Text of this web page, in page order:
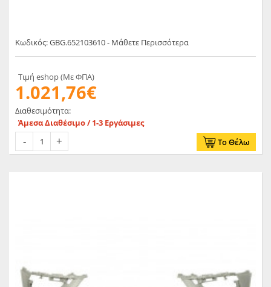
Κωδικός: GBG.652103610 - Μάθετε Περισσότερα
Τιμή eshop (Με ΦΠΑ)
1.021,76€
Διαθεσιμότητα:
Άμεσα Διαθέσιμο / 1-3 Εργάσιμες
Το Θέλω